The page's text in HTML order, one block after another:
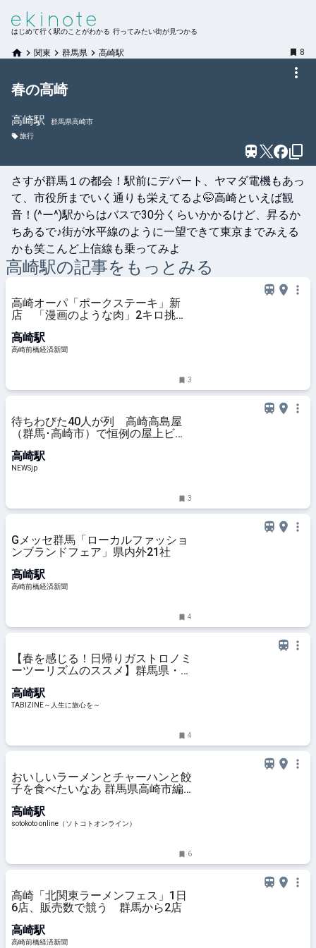
はじめて行く駅のことがわかる 行ってみたい街が見つかる
関東 群馬県 高崎駅 8
春の高崎
高崎駅
群馬県高崎市
旅行
さすが群馬１の都会！駅前にデパート、ヤマダ電機もあっ
て、市役所までいく通りも栄えてるよ🤭高崎といえば観
音！(^ー^)駅からはバスで30分くらいかかるけど、昇るか
ちあるで♪街が水平線のように一望できて東京までみえる
かも笑こんど上信線も乗ってみよ
高崎駅の記事をもっとみる
高崎オーパ「ポークステーキ」新
店 「漫画のような肉」2キロ挑戦
高崎駅
高崎前橋経済新聞
3
待ちわびた40人が列 高崎高島屋
（群馬･高崎市）で恒例の屋上ビア
| NEWSjp
高崎駅
NEWSjp
3
Gメッセ群馬「ローカルファッショ
ンブランドフェア」県内外21社
高崎駅
高崎前橋経済新聞
4
【春を感じる！日帰りガストロノミ
ーツーリズムのススメ】群馬県・磯
の“食”を体験する旅 | TABIZINE～人
生に旅心を～
高崎駅
TABIZINE～人生に旅心を～
4
おいしいラーメンとチャーハンと餃
子を食べたいなあ 群馬県高崎市編 |
イン）
高崎駅
sotokoto online（ソトコトオンライン）
6
高崎「北関東ラーメンフェス」1日
6店、販売数で競う 群馬から2店
高崎駅
高崎前橋経済新聞